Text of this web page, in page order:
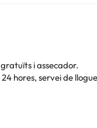
i assecador.
hores, servei de